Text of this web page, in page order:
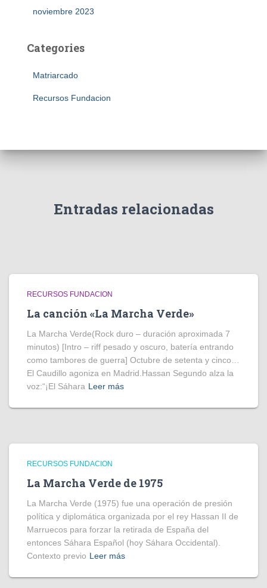
noviembre 2023
Categories
Matriarcado
Recursos Fundacion
Entradas relacionadas
RECURSOS FUNDACION
La canción «La Marcha Verde»
La Marcha Verde(Rock duro – duración aproximada 7
minutos) [Intro – riff pesado y oscuro, batería entrando
como tambores de guerra] Octubre de setenta y cinco…
El Caudillo agoniza en Madrid.Hassan Segundo alza la
voz:“¡El Sáhara Leer más
RECURSOS FUNDACION
La Marcha Verde de 1975
La Marcha Verde (1975) fue una operación de presión
política y diplomática organizada por el rey Hassan II de
Marruecos para forzar la retirada de España del
entonces Sáhara Español (hoy Sáhara Occidental).
Contexto previo Leer más